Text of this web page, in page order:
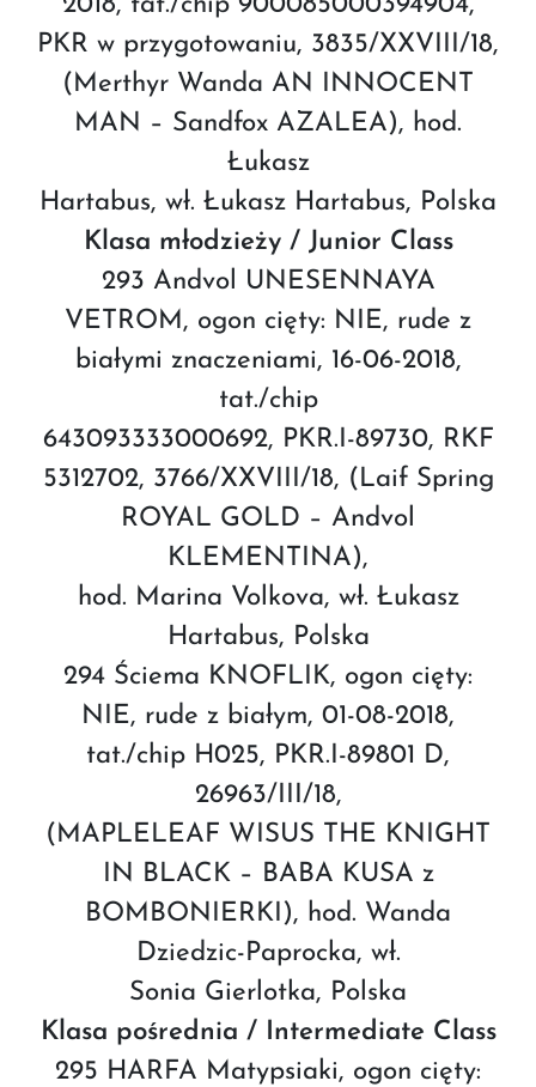
PKR w przygotowaniu, 3835/XXVIII/18,
(Merthyr Wanda AN INNOCENT
MAN – Sandfox AZALEA), hod.
Łukasz
Hartabus, wł. Łukasz Hartabus, Polska
Klasa młodzieży / Junior Class
293 Andvol UNESENNAYA
VETROM, ogon cięty: NIE, rude z
białymi znaczeniami, 16-06-2018,
tat./chip
643093333000692, PKR.I-89730, RKF
5312702, 3766/XXVIII/18, (Laif Spring
ROYAL GOLD – Andvol
KLEMENTINA),
hod. Marina Volkova, wł. Łukasz
Hartabus, Polska
294 Ściema KNOFLIK, ogon cięty:
NIE, rude z białym, 01-08-2018,
tat./chip H025, PKR.I-89801 D,
26963/III/18,
(MAPLELEAF WISUS THE KNIGHT
IN BLACK – BABA KUSA z
BOMBONIERKI), hod. Wanda
Dziedzic-Paprocka, wł.
Sonia Gierlotka, Polska
Klasa pośrednia / Intermediate Class
295 HARFA Matypsiaki, ogon cięty: